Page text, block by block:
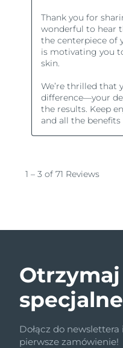
specjalne
Dołącz do newslettera
pierwsze zamówienie!